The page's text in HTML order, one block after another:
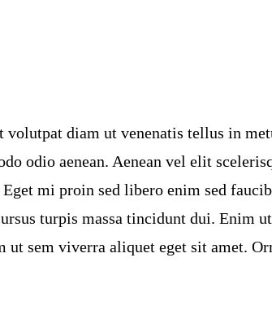
diam ut venenatis tellus in
odio aenean. Aenean vel elit
mi proin sed libero enim sed
turpis massa tincidunt dui. Enim
sem viverra aliquet eget sit amet.